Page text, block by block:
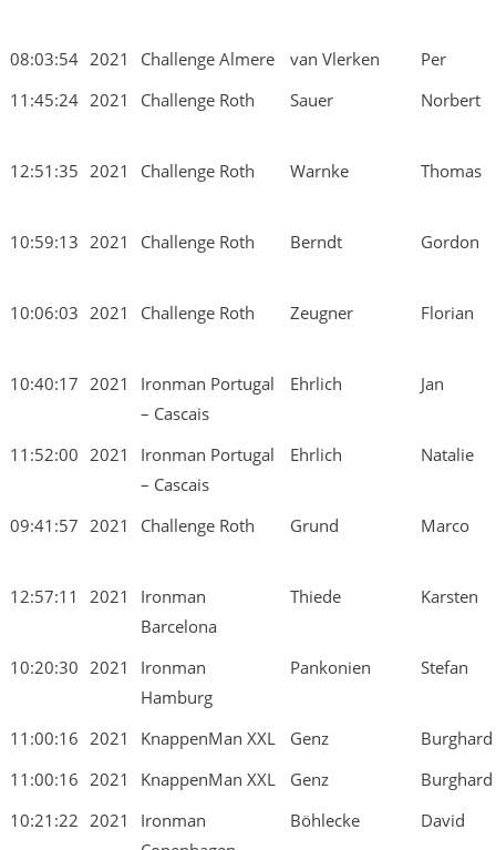
08:03:54 2021 Challenge Almere van Vlerken
Per
11:45:24 2021 Challenge Roth Sauer Norbert
12:51:35 2021 Challenge Roth Warnke Thomas
10:59:13 2021 Challenge Roth Berndt Gordon
10:06:03 2021 Challenge Roth Zeugner Florian
10:40:17 2021
Ironman Portugal
– Cascais
Ehrlich Jan
11:52:00 2021
Ironman Portugal
– Cascais
Ehrlich Natalie
09:41:57 2021 Challenge Roth Grund Marco
12:57:11 2021
Ironman
Barcelona
Thiede Karsten
10:20:30 2021
Ironman
Hamburg
Pankonien Stefan
11:00:16 2021 KnappenMan XXL Genz
Burghard
11:00:16 2021 KnappenMan XXL Genz
Burghard
10:21:22 2021
Ironman
Böhlecke David